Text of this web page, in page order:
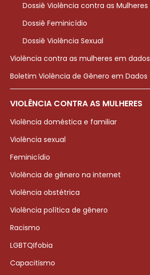
Dossiê Violência contra as Mulheres
Dossiê Feminicídio
Dossiê Violência Sexual
Violência contra as mulheres em dados
Boletim Violência de Gênero em Dados
VIOLÊNCIA CONTRA AS MULHERES
Violência doméstica e familiar
Violência sexual
Feminicídio
Violência de gênero na internet
Violência obstétrica
Violência política de gênero
Racismo
LGBTQIfobia
Capacitismo